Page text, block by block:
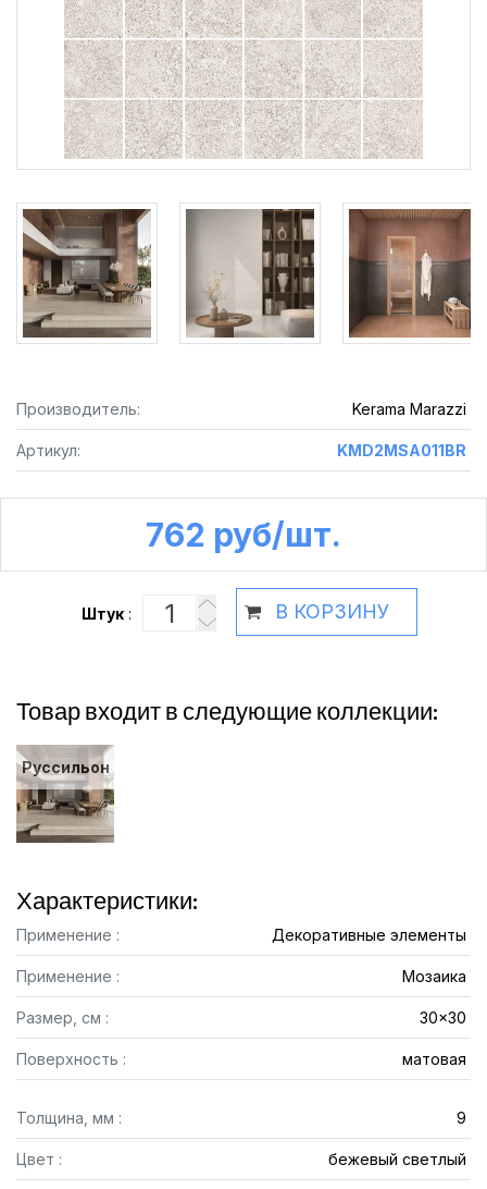
Производитель: Kerama Marazzi
Артикул: KMD2MSA011BR
762 руб /шт.
Штук: В КОРЗИНУ
Товар входит в следующие коллекции:
Руссильон
Характеристики:
Применение : Декоративные элементы
Применение : Мозаика
Размер, см : 30x30
Поверхность : матовая
Толщина, мм : 9
Цвет : бежевый светлый